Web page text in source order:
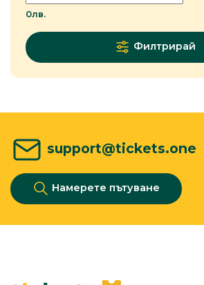
0лв.
Филтрирай
support@tickets.one
Намерете пътуване